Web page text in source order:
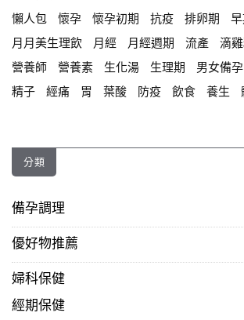
懶人包
懷孕 懷孕初期 抗疫 排卵期
月月美生理飲
月經 月經週期 流產 滴
營養師
營養素 生化湯 生理期 男女備孕
精子
經痛 胃 葉酸 防疫 飲食 養生
分類
備孕調理
優好物推薦
婦科保健
經期保健